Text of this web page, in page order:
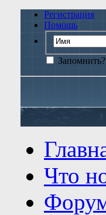
Регистрация
Помощь
Запомнить?
Что